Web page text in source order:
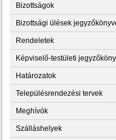
Bizottságok
Bizottsági ülések
Rendeletek
Képviselő-testületi
Határozatok
Településrendezési tervek
Meghívók
Szálláshelyek